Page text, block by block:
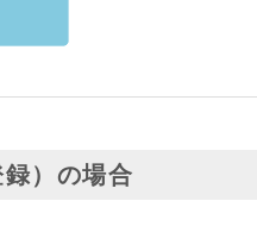
）の場合